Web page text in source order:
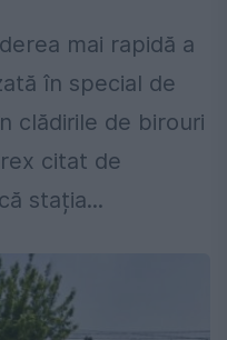
mai rapidă a
în special de
clădirile de birouri
citat de
stația...